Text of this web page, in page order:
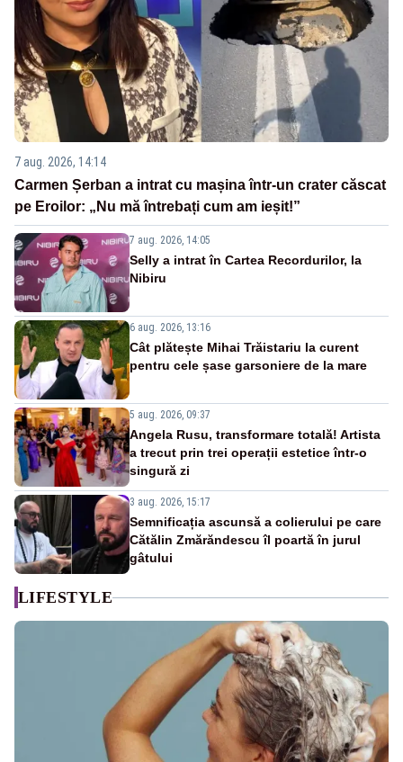
7 aug. 2026, 14:14
Carmen Șerban a intrat cu mașina într-un crater căscat
pe Eroilor: „Nu mă întrebați cum am ieșit!”
7 aug. 2026, 14:05
Selly a intrat în Cartea Recordurilor, la
Nibiru
6 aug. 2026, 13:16
Cât plătește Mihai Trăistariu la curent
pentru cele șase garsoniere de la mare
5 aug. 2026, 09:37
Angela Rusu, transformare totală! Artista
a trecut prin trei operații estetice într-o
singură zi
3 aug. 2026, 15:17
Semnificația ascunsă a colierului pe care
Cătălin Zmărăndescu îl poartă în jurul
gâtului
LIFESTYLE